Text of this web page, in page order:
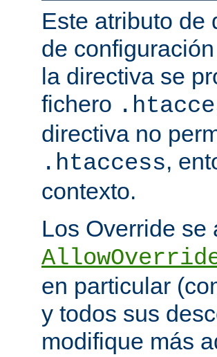
Este atributo de
de
la directiva se
fichero
directiva no
.htaccess,
contexto.
Los Override se
en particular
y todos sus
modifique más